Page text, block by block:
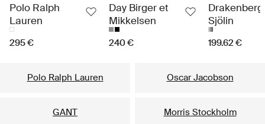
Polo Ralph
Lauren
295 €
Day Birger et
Mikkelsen
240 €
Drakenberg
Sjölin
199.62 €
Polo Ralph Lauren Oscar Jacobson
GANT Morris Stockholm